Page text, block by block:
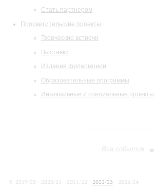
Стать партнером
Просветительские проекты
Творческие встречи
Выставки
Издания филармонии
Образовательные программы
Инклюзивные и специальные проекты
Все события
2019/20
2020/21 2021/22 2022/23
2023/24